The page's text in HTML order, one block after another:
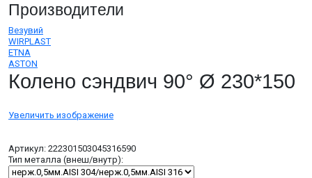
Производители
Везувий
WIRPLAST
ETNA
ASTON
Колено сэндвич 90° Ø 230*150
Увеличить изображение
Артикул: 222301503045316590
Тип металла (внеш/внутр):